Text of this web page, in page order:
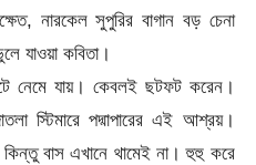
নারকেল সুপুরির বাগান বড় চেনা
যাওয়া কবিতা।
নেমে যায়। কেবলই ছটফট করেন।
স্টিমারে পদ্মাপারের এই আশ্রয়।
বাস এখানে থামেই না। হুহু করে